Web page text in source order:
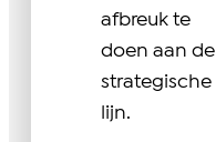
afbreuk te
doen aan de
strategische
lijn.